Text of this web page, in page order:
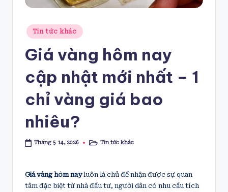
Posted
in
Tin tức khác
Giá vàng hôm nay
cập nhật mới nhất – 1
chỉ vàng giá bao
nhiêu?
Tháng 5 14, 2026
PostedTin tức khác
Giá vàng hôm nayluôn là chủ đề nhận được sự quan
tâm đặc biệt từ nhà đầu tư, người dân có nhu cầu tích